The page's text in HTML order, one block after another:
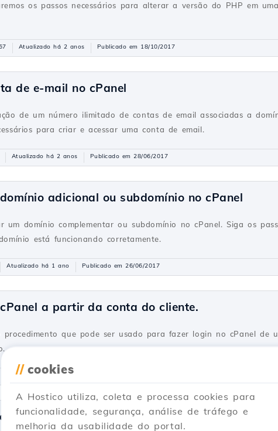
os passos necessários para alterar a versão do PHP em
Atualizado há 2 anos Publicado em 18/10/2017
de e-mail no cPanel
de um número ilimitado de contas de email associadas a
para criar e acessar uma conta de email.
Atualizado há 2 anos Publicado em 28/06/2017
adicional ou subdomínio no cPanel
um domínio complementar ou subdomínio no cPanel. Siga os
está funcionando corretamente.
Atualizado há 1 ano Publicado em 26/06/2017
a partir da conta do cliente.
que pode ser usado para fazer login no cPanel de
Atualizado há 1 ano
ModSecurity no cPanel
// cookies
A Hostico utiliza, coleta e processa cookies para
funcionalidade, segurança, análise de tráfego e
melhoria da usabilidade do portal.